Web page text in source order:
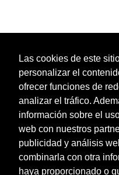
Las cookies de este
personalizar el
ofrecer funciones de
analizar el tráfico.
información sobre el
web con nuestros
publicidad y análisis
combinarla con otra
haya proporcionado o